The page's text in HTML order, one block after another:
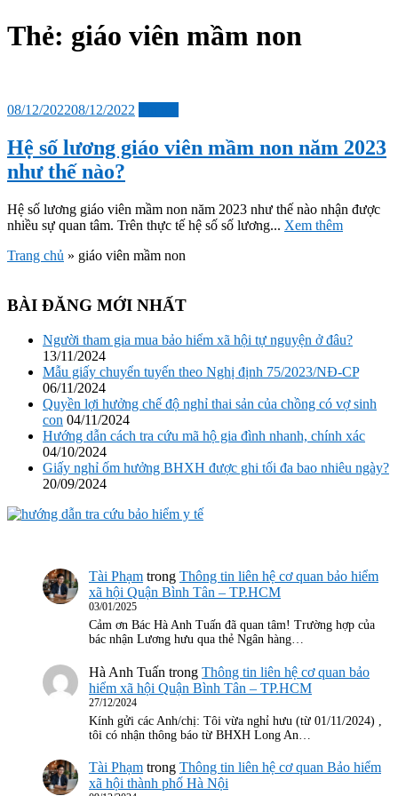
Thẻ: giáo viên mầm non
Đăng
08/12/202208/12/2022
Hệ số lương giáo viên mầm non năm 2023
như thế nào?
Hệ số lương giáo viên mầm non năm 2023 như thế nào nhận được
nhiều sự quan tâm. Trên thực tế hệ số số lương... Xem thêm
Trang chủ » giáo viên mầm non
BÀI ĐĂNG MỚI NHẤT
Người tham gia mua bảo hiểm xã hội tự nguyện ở đâu?
13/11/2024
Mẫu giấy chuyển tuyến theo Nghị định 75/2023/NĐ-CP
06/11/2024
Quyền lợi hưởng chế độ nghỉ thai sản của chồng có vợ sinh
con 04/11/2024
Hướng dẫn cách tra cứu mã hộ gia đình nhanh, chính xác
04/10/2024
Giấy nghỉ ốm hưởng BHXH được ghi tối đa bao nhiêu ngày?
20/09/2024
Tài Phạm trong Thông tin liên hệ cơ quan bảo hiểm
xã hội Quận Bình Tân – TP.HCM
03/01/2025
Cảm ơn Bác Hà Anh Tuấn đã quan tâm! Trường hợp của
bác nhận Lương hưu qua thẻ Ngân hàng…
Hà Anh Tuấn trong Thông tin liên hệ cơ quan bảo
hiểm xã hội Quận Bình Tân – TP.HCM
27/12/2024
Kính gửi các Anh/chị: Tôi vừa nghỉ hưu (từ 01/11/2024) ,
tôi có nhận thông báo từ BHXH Long An…
Tài Phạm trong Thông tin liên hệ cơ quan Bảo hiểm
xã hội thành phố Hà Nội